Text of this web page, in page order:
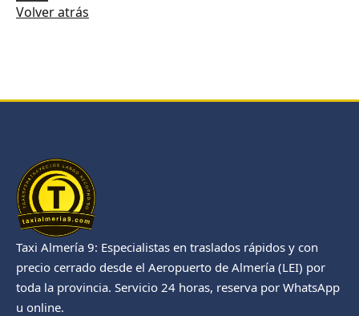
Volver atrás
Taxi Almería 9: Especialistas en traslados rápidos y con
precio cerrado desde el Aeropuerto de Almería (LEI) por
toda la provincia. Servicio 24 horas, reserva por WhatsApp
u online.